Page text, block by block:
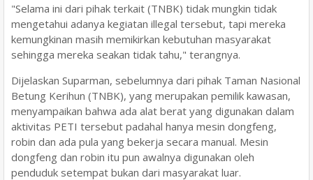
"Selama ini dari pihak terkait (TNBK) tidak mungkin tidak
mengetahui adanya kegiatan illegal tersebut, tapi mereka
kemungkinan masih memikirkan kebutuhan masyarakat
sehingga mereka seakan tidak tahu," terangnya.
Dijelaskan Suparman, sebelumnya dari pihak Taman Nasional
Betung Kerihun (TNBK), yang merupakan pemilik kawasan,
menyampaikan bahwa ada alat berat yang digunakan dalam
aktivitas PETI tersebut padahal hanya mesin dongfeng,
robin dan ada pula yang bekerja secara manual. Mesin
dongfeng dan robin itu pun awalnya digunakan oleh
penduduk setempat bukan dari masyarakat luar.